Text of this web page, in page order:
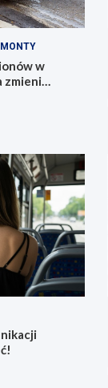
w
zmieni